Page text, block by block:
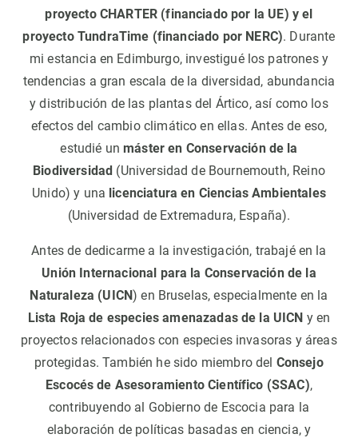
proyecto CHARTER (financiado por la UE) y el
proyecto TundraTime (financiado por NERC). Durante
mi estancia en Edimburgo, investigué los patrones y
tendencias a gran escala de la diversidad, abundancia
y distribución de las plantas del Ártico, así como los
efectos del cambio climático en ellas. Antes de eso,
estudié unmáster en Conservación de la
Biodiversidad (Universidad de Bournemouth, Reino
Unido) y una licenciatura en Ciencias Ambientales
(Universidad de Extremadura, España).
Antes de dedicarme a la investigación, trabajé en la
Unión Internacional para la Conservación de la
Naturaleza (UICN) en Bruselas, especialmente en la
Lista Roja de especies amenazadas de la UICN y en
proyectos relacionados con especies invasoras y áreas
protegidas. También he sido miembro del Consejo
Escocés de Asesoramiento Científico (SSAC),
contribuyendo al Gobierno de Escocia para la
elaboración de políticas basadas en ciencia, y